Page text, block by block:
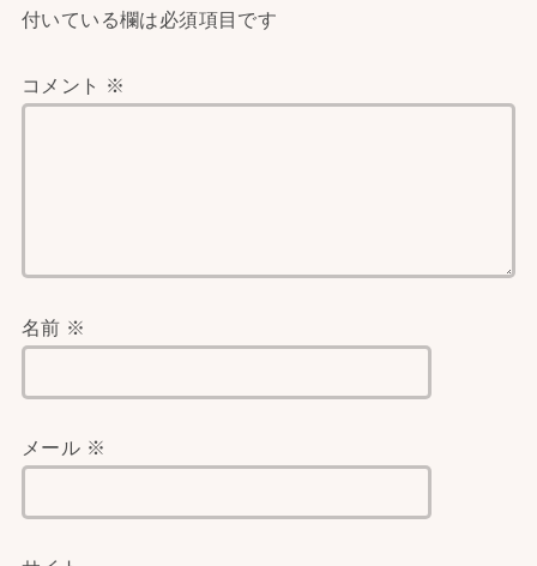
付いている欄は必須項目です
コメント ※
名前 ※
メール ※